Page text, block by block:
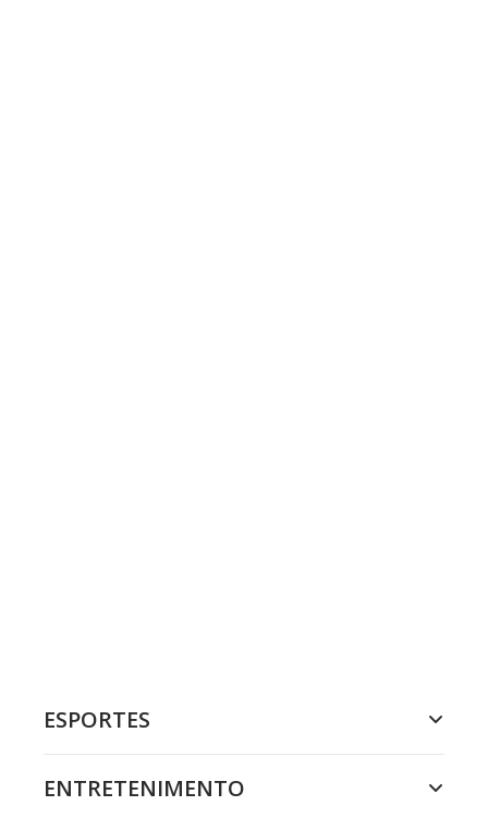
ESPORTES
ENTRETENIMENTO